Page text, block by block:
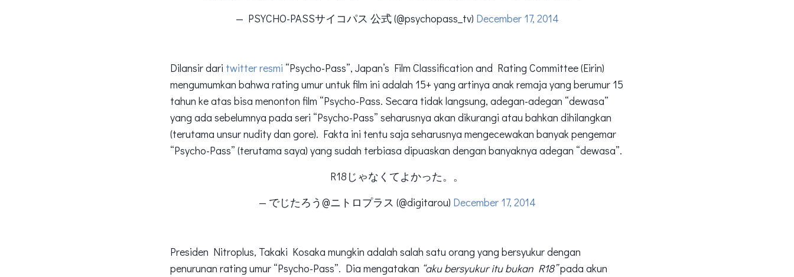
— PSYCHO-PASSサイコパス 公式 (@psychopass_tv) December 17, 2014
Dilansir dari twitter resmi “Psycho-Pass”, Japan’s Film Classification and Rating Committee (Eirin)
mengumumkan bahwa rating umur untuk film ini adalah 15+ yang artinya anak remaja yang berumur 15
tahun ke atas bisa menonton film “Psycho-Pass. Secara tidak langsung, adegan-adegan “dewasa”
yang ada sebelumnya pada seri “Psycho-Pass” seharusnya akan dikurangi atau bahkan dihilangkan
(terutama unsur nudity dan gore). Fakta ini tentu saja seharusnya mengecewakan banyak pengemar
“Psycho-Pass” (terutama saya) yang sudah terbiasa dipuaskan dengan banyaknya adegan “dewasa”.
R18じゃなくてよかった。。
— でじたろう@ニトロプラス (@digitarou) December 17, 2014
Presiden Nitroplus, Takaki Kosaka mungkin adalah salah satu orang yang bersyukur dengan
penurunan rating umur “Psycho-Pass”. Dia mengatakan “aku bersyukur itu bukan R18”pada akun